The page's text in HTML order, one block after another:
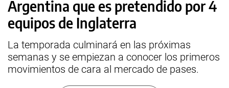
Argentina que es pretendido por 4
equipos de Inglaterra
La temporada culminará en las próximas
semanas y se empiezan a conocer los primeros
movimientos de cara al mercado de pases.